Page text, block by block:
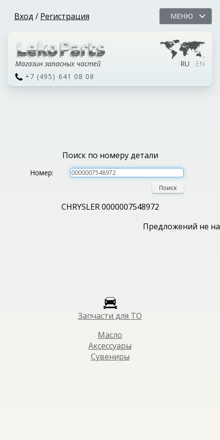
Вход / Регистрация МЕНЮ
Магазин запасных частей RU
EN
+7 (495) 641 08 08
Поиск по номеру детали
Номер:
Поиск
CHRYSLER 0000007548972
Предложений не
Запчасти для ТО
Масло
Аксессуары
Сувениры